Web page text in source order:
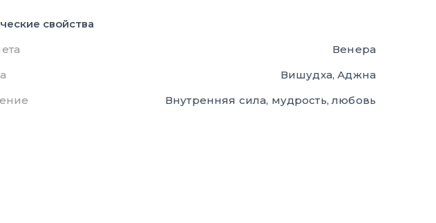
свойства
Венера
Вишудха, Аджна
Внутренняя сила, мудрость, любовь